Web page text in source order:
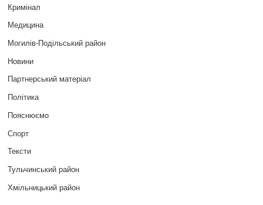
Кримінал
Медицина
Могилів-Подільський район
Новини
Партнерський матеріал
Політика
Пояснюємо
Спорт
Тексти
Тульчинський район
Хмільницький район